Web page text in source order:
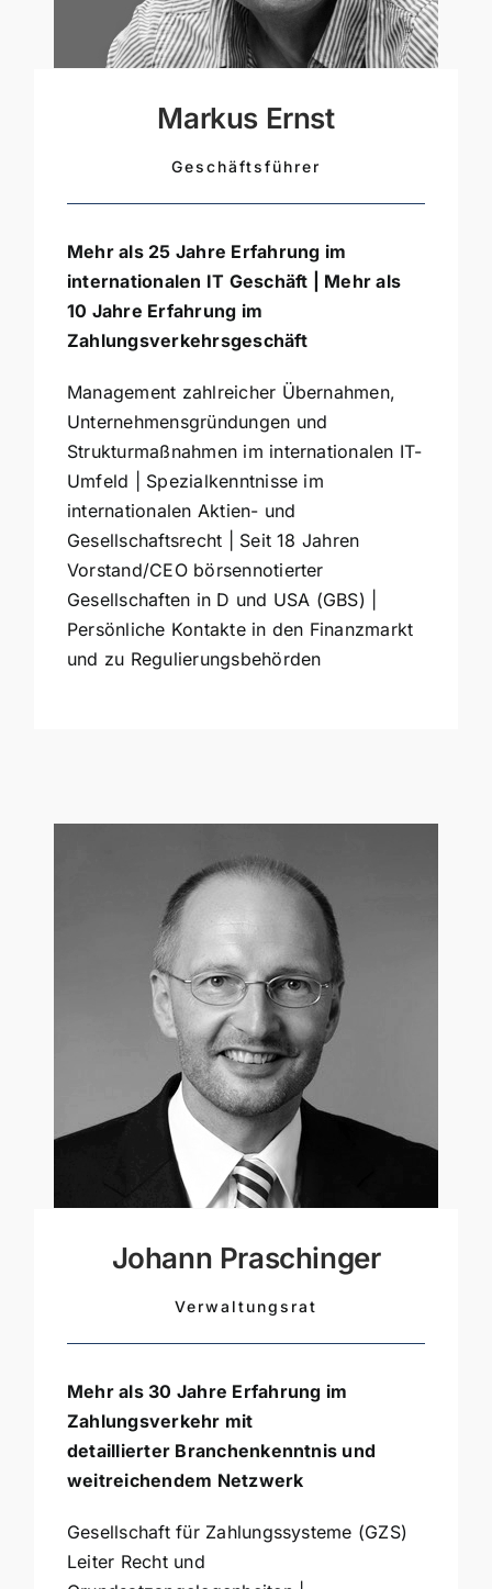
Markus Ernst
Geschäftsführer
Mehr als 25 Jahre Erfahrung im
internationalen IT Geschäft | Mehr als
10 Jahre Erfahrung im
Zahlungsverkehrsgeschäft
Management zahlreicher Übernahmen,
Unternehmensgründungen und
Strukturmaßnahmen im internationalen IT-
Umfeld | Spezialkenntnisse im
internationalen Aktien- und
Gesellschaftsrecht | Seit 18 Jahren
Vorstand/CEO börsennotierter
Gesellschaften in D und USA (GBS) |
Persönliche Kontakte in den Finanzmarkt
und zu Regulierungsbehörden
Johann Praschinger
Verwaltungsrat
Mehr als 30 Jahre Erfahrung im
Zahlungsverkehr mit
detaillierter Branchenkenntnis und
weitreichendem Netzwerk
Gesellschaft für Zahlungssysteme (GZS)
Leiter Recht und